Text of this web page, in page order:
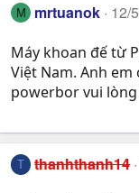
M mrtuanok 12/
Máy khoan đế từ
Việt Nam. Anh
powerbor vui
T thanhthanh14